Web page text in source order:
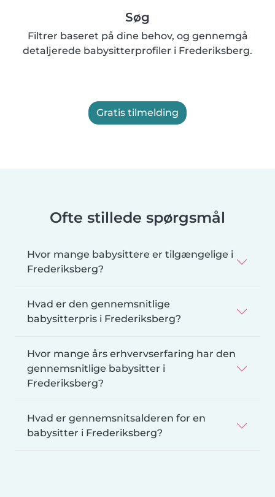
Søg
Filtrer baseret på dine behov, og gennemgå
detaljerede babysitterprofiler i Frederiksberg.
Gratis tilmelding
Ofte stillede spørgsmål
Hvor mange babysittere er tilgængelige i
Frederiksberg?
Hvad er den gennemsnitlige
babysitterpris i Frederiksberg?
Hvor mange års erhvervserfaring har den
gennemsnitlige babysitter i
Frederiksberg?
Hvad er gennemsnitsalderen for en
babysitter i Frederiksberg?